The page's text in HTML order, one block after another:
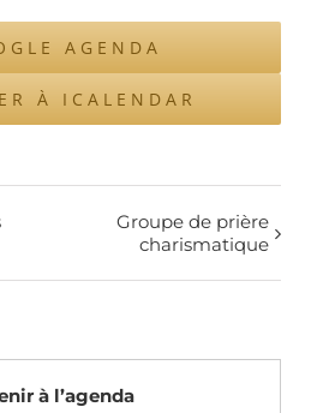
AGENDA
À ICALENDAR
Groupe de prière
charismatique
à l’agenda